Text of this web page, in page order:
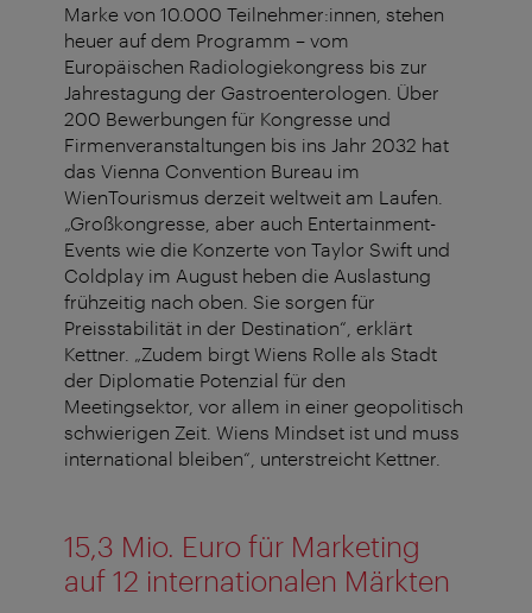
Marke von 10.000 Teilnehmer:innen, stehen
heuer auf dem Programm – vom
Europäischen Radiologiekongress bis zur
Jahrestagung der Gastroenterologen. Über
200 Bewerbungen für Kongresse und
Firmenveranstaltungen bis ins Jahr 2032 hat
das Vienna Convention Bureau im
WienTourismus derzeit weltweit am Laufen.
„Großkongresse, aber auch Entertainment-
Events wie die Konzerte von Taylor Swift und
Coldplay im August heben die Auslastung
frühzeitig nach oben. Sie sorgen für
Preisstabilität in der Destination“, erklärt
Kettner. „Zudem birgt Wiens Rolle als Stadt
der Diplomatie Potenzial für den
Meetingsektor, vor allem in einer geopolitisch
schwierigen Zeit. Wiens Mindset ist und muss
international bleiben“, unterstreicht Kettner.
15,3 Mio. Euro für Marketing
auf 12 internationalen Märkten